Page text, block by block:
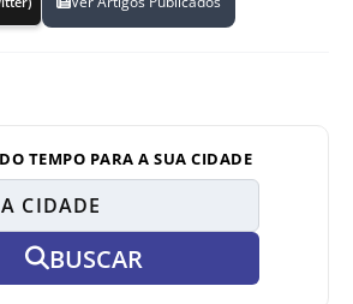
TEMPO PARA A SUA CIDADE
BUSCAR